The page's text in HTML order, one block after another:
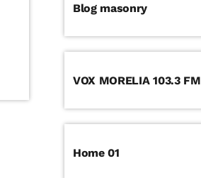
Blog masonry
VOX MORELIA 103.3 FM
Home 01